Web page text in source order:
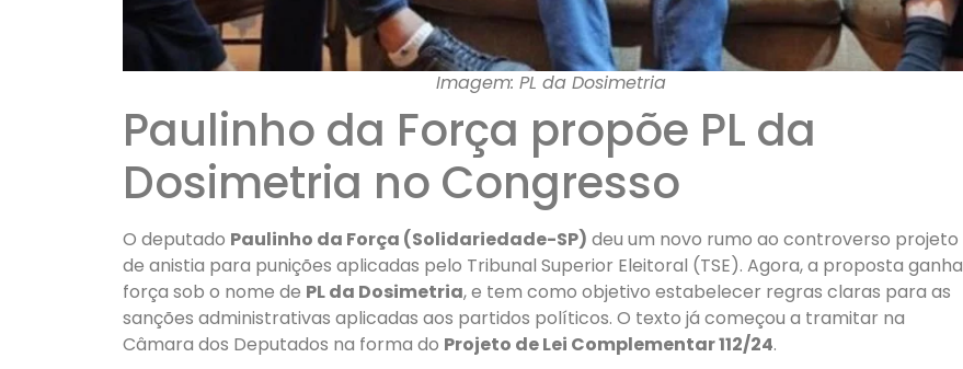
Imagem: PL da Dosimetria
Paulinho da Força propõe PL da
Dosimetria no Congresso
O deputado Paulinho da Força (Solidariedade-SP) deu um novo rumo ao controverso projeto
de anistia para punições aplicadas pelo Tribunal Superior Eleitoral (TSE). Agora, a proposta ganha
força sob o nome de PL da Dosimetria, e tem como objetivo estabelecer regras claras para as
sanções administrativas aplicadas aos partidos políticos. O texto já começou a tramitar na
Câmara dos Deputados na forma do Projeto de Lei Complementar 112/24.